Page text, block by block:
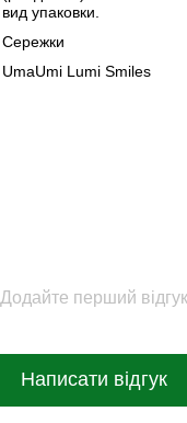
вид упаковки.
Сережки
UmaUmi Lumi Smiles
Додайте перший відгук
Написати відгук